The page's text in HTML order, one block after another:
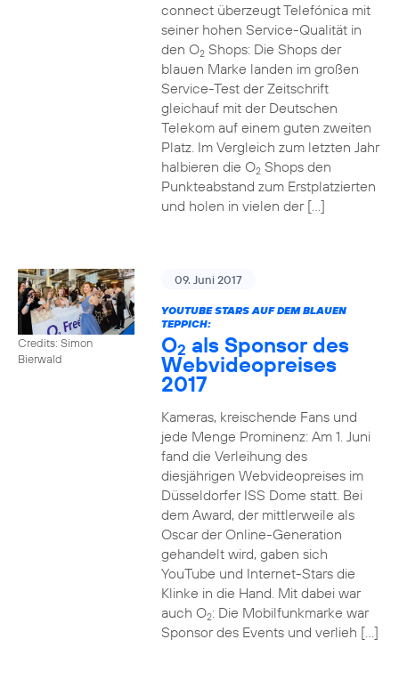
connect überzeugt Telefónica mit
seiner hohen Service-Qualität in
den O2Shops: Die Shops der
blauen Marke landen im großen
Service-Test der Zeitschrift
gleichauf mit der Deutschen
Telekom auf einem guten zweiten
Platz. Im Vergleich zum letzten Jahr
halbieren die O2Shops den
Punkteabstand zum Erstplatzierten
und holen in vielen der […]
Credits: Simon
Bierwald
09. Juni 2017
YOUTUBE STARS AUF DEM BLAUEN
TEPPICH:
O2 als Sponsor des
Webvideopreises
2017
Kameras, kreischende Fans und
jede Menge Prominenz: Am 1. Juni
fand die Verleihung des
diesjährigen Webvideopreises im
Düsseldorfer ISS Dome statt. Bei
dem Award, der mittlerweile als
Oscar der Online-Generation
gehandelt wird, gaben sich
YouTube und Internet-Stars die
Klinke in die Hand. Mit dabei war
auch O2: Die Mobilfunkmarke war
Sponsor des Events und verlieh […]